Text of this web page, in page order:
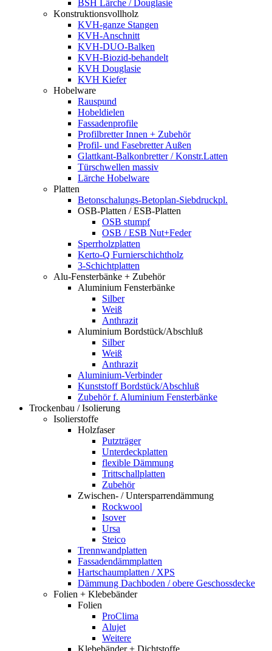
BSH Lärche / Douglasie
Konstruktionsvollholz
KVH-ganze Stangen
KVH-Anschnitt
KVH-DUO-Balken
KVH-Biozid-behandelt
KVH Douglasie
KVH Kiefer
Hobelware
Rauspund
Hobeldielen
Fassadenprofile
Profilbretter Innen + Zubehör
Profil- und Fasebretter Außen
Glattkant-Balkonbretter / Konstr.Latten
Türschwellen massiv
Lärche Hobelware
Platten
Betonschalungs-Betoplan-Siebdruckpl.
OSB-Platten / ESB-Platten
OSB stumpf
OSB / ESB Nut+Feder
Sperrholzplatten
Kerto-Q Furnierschichtholz
3-Schichtplatten
Alu-Fensterbänke + Zubehör
Aluminium Fensterbänke
Silber
Weiß
Anthrazit
Aluminium Bordstück/Abschluß
Silber
Weiß
Anthrazit
Aluminium-Verbinder
Kunststoff Bordstück/Abschluß
Zubehör f. Aluminium Fensterbänke
Trockenbau / Isolierung
Isolierstoffe
Holzfaser
Putzträger
Unterdeckplatten
flexible Dämmung
Trittschallplatten
Zubehör
Zwischen- / Untersparrendämmung
Rockwool
Isover
Ursa
Steico
Trennwandplatten
Fassadendämmplatten
Hartschaumplatten / XPS
Dämmung Dachboden / obere Geschossdecke
Folien + Klebebänder
Folien
ProClima
Alujet
Weitere